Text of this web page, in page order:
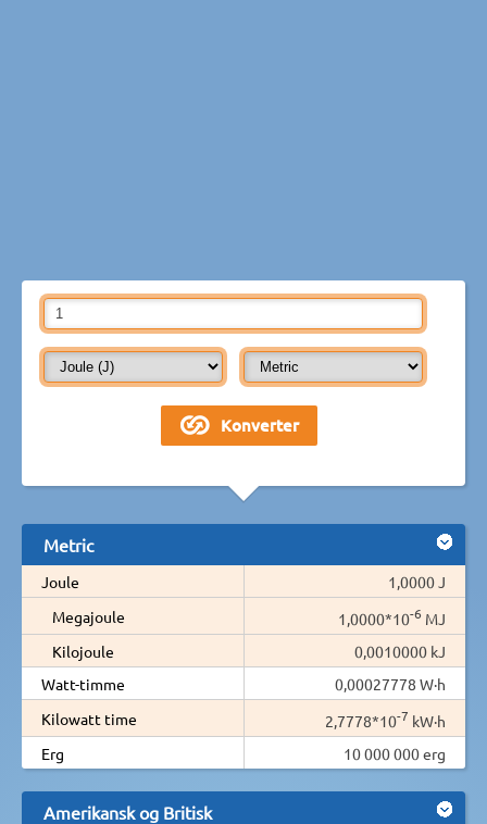
Metric
Joule
1,0000 J
Megajoule
1,0000*10-6 MJ
Kilojoule
0,0010000 kJ
Watt-timme
0,00027778 W·h
Kilowatt time
2,7778*10-7 kW·h
Erg
10 000 000 erg
Amerikansk og Britisk